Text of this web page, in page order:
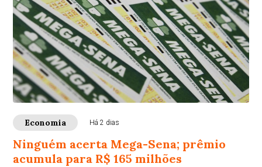
Economia Há 2 dias
Ninguém acerta Mega-Sena; prêmio
acumula para R$ 165 milhões